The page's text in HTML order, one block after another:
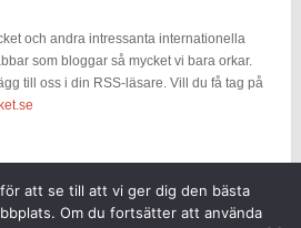
och andra intressanta internationella
som bloggar så mycket vi bara orkar.
till oss i din RSS-läsare. Vill du få tag på
att se till att vi ger dig den bästa
Om du fortsätter att använda